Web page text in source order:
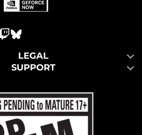
LEGAL
SUPPORT